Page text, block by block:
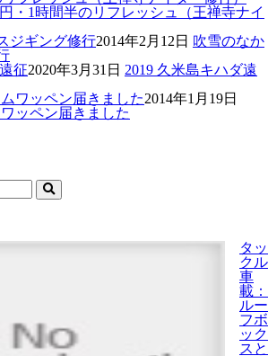
・1時間半のリフレッシュ（王禅寺ナイ
2014年2月12日 吹雪のなか
2020年3月31日 2019 久米島キハダ遠
2014年1月19日
ッペン届きました
検
索
タッ
クル
車
載：
ルー
フボ
ック
スと